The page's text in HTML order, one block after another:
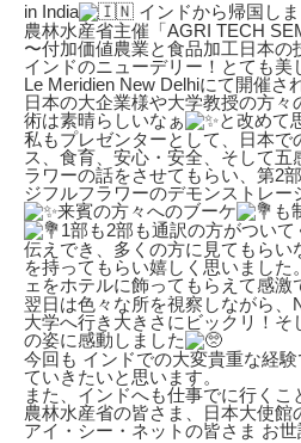
in India
インドから帰国しま
農林水産省主催「AGRI TECH
〜付加価値農業と食品加工日本の
インドのニューデリー！とても美
Le Meridien New Delhiにて開催さ
日本の大企業様や大学教授の方
術は素晴らしいなぁ
と改めて
私もプレゼンターとして、日本で
ス、食育、安心・安全、そして五
ラワーの話をさせてもらい、第2
ジフルフラワーのデモンストレー
来賓の方々へのブーケ
も
1部も2部も通訳の方がつい
伝えでき、多くの方に見てもらい
を持ってもらい嬉しく思いまし
ェをホテルに飾ってもらえて感激
翌日は色々な所を視察しながら
大学へ行き大きさにビックリ！そ
の姿に感動しました
今回も インドでの大変貴重な経
ていきたいと思います。
また、インドへも仕事でに行くこ
農林水産省の皆さま、日本大使館
アイ・シー・ネットの皆さま お